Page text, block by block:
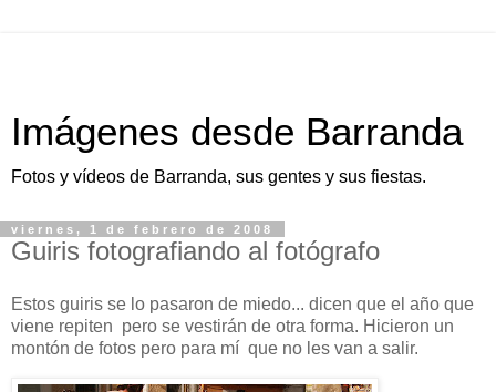
Imágenes desde Barranda
Fotos y vídeos de Barranda, sus gentes y sus fiestas.
viernes, 1 de febrero de 2008
Guiris fotografiando al fotógrafo
Estos guiris se lo pasaron de miedo... dicen que el año que
viene repiten pero se vestirán de otra forma. Hicieron un
montón de fotos pero para mí que no les van a salir.